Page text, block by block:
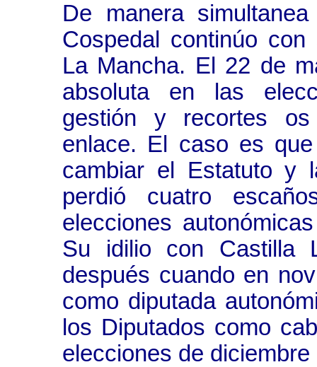
De manera
Cospedal continúo
La Mancha. El 22 de
absoluta en las
gestión y recortes
enlace. El caso es
cambiar el Estatuto y
perdió cuatro
elecciones
Su idilio con Castilla
después cuando en
como diputada
los Diputados como
elecciones de diciembre